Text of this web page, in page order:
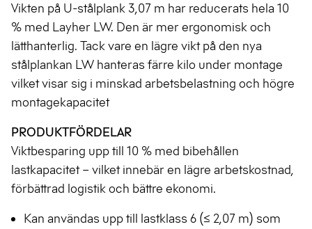
Vikten på U-stålplank 3,07 m har reducerats hela 10
% med Layher LW. Den är mer ergonomisk och
lätthanterlig. Tack vare en lägre vikt på den nya
stålplankan LW hanteras färre kilo under montage
vilket visar sig i minskad arbetsbelastning och högre
montagekapacitet
PRODUKTFÖRDELAR
Viktbesparing upp till 10 % med bibehållen
lastkapacitet – vilket innebär en lägre arbetskostnad,
förbättrad logistik och bättre ekonomi.
Kan användas upp till lastklass 6 (≤ 2,07 m) som